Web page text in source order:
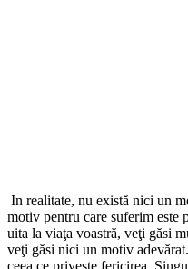
In realitate, nu există nici un
motiv pentru care suferim este
uita la viaţa voastră, veţi găsi
veţi găsi nici un motiv
ceea ce priveşte fericirea.